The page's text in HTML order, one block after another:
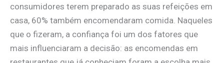
consumidores terem preparado as suas refeições em
casa, 60% também encomendaram comida. Naqueles
que o fizeram, a confiança foi um dos fatores que
mais influenciaram a decisão: as encomendas em